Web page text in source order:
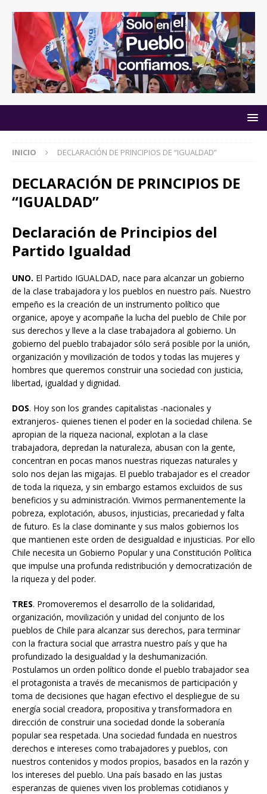
INICIO DECLARACIÓN DE PRINCIPIOS DE “IGUALDAD”
DECLARACIÓN DE PRINCIPIOS DE
“IGUALDAD”
Declaración de Principios del
Partido Igualdad
UNO. El Partido IGUALDAD, nace para alcanzar un gobierno
de la clase trabajadora y los pueblos en nuestro país. Nuestro
empeño es la creación de un instrumento político que
organice, apoye y acompañe la lucha del pueblo de Chile por
sus derechos y lleve a la clase trabajadora al gobierno. Un
gobierno del pueblo trabajador sólo será posible por la unión,
organización y movilización de todos y todas las mujeres y
hombres que queremos construir una sociedad con justicia,
libertad, igualdad y dignidad.
DOS. Hoy son los grandes capitalistas -nacionales y
extranjeros- quienes tienen el poder en la sociedad chilena. Se
apropian de la riqueza nacional, explotan a la clase
trabajadora, depredan la naturaleza, abusan con la gente,
concentran en pocas manos nuestras riquezas naturales y
solo nos dejan las migajas. El pueblo trabajador es el creador
de toda la riqueza, y sin embargo estamos excluidos de sus
beneficios y su administración. Vivimos permanentemente la
pobreza, explotación, abusos, injusticias, precariedad y falta
de futuro. Es la clase dominante y sus malos gobiernos los
que mantienen este orden de desigualdad e injusticias. Por ello
Chile necesita un Gobierno Popular y una Constitución Política
que impulse una profunda redistribución y democratización de
la riqueza y del poder.
TRES. Promoveremos el desarrollo de la solidaridad,
organización, movilización y unidad del conjunto de los
pueblos de Chile para alcanzar sus derechos, para terminar
con la fractura social que arrastra nuestro país y que ha
profundizado la desigualdad y la deshumanización.
Postulamos un orden político donde el pueblo trabajador sea
el protagonista a través de mecanismos de participación y
toma de decisiones que hagan efectivo el despliegue de su
energía social creadora, propositiva y transformadora en
dirección de construir una sociedad donde la soberanía
popular sea respetada. Una sociedad fundada en nuestros
derechos e intereses como trabajadores y pueblos, con
nuestros contenidos y modos propios, basados en la razón y
los intereses del pueblo. Una país basado en las justas
esperanzas de quienes viven los problemas cotidianos y